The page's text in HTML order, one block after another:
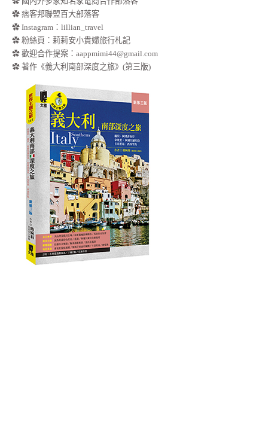
✿ 痞客邦聯盟百大部落客
✿ Instagram：lillian_travel
✿ 粉絲頁：莉莉安小貴婦旅行札記
✿ 歡迎合作提案： aappmimi44@gmail.com
✿ 著作《義大利南部深度之旅》(第三版)